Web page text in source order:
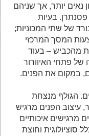
יותר, אך שניהם
בעיות
של שתי המכוניות;
המסך המרכזי
– בעוד
פתחי האיוורור
את הפנים.
הגולף מנצחת
הפנים מרגיש
איכותיים
וחוצת